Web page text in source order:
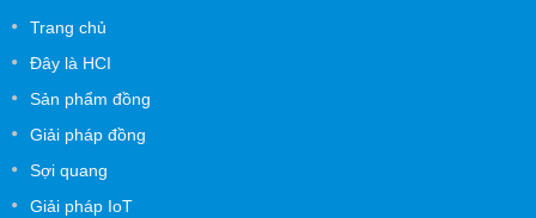
Trang chủ
Đây là HCI
Sản phẩm đồng
Giải pháp đồng
Sợi quang
Giải pháp IoT